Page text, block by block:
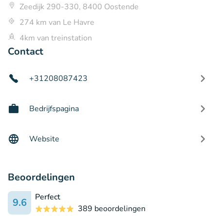
Zeedijk 290-330, 8400 Oostende
274 km van Le Havre
4km van treinstation
Contact
+31208087423
Bedrijfspagina
Website
Beoordelingen
9.6
Perfect
389 beoordelingen